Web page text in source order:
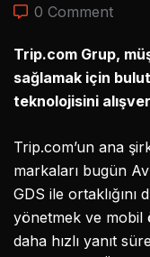
0 Comment
Trip.com Grup,
sağlamak için
teknolojisini
Trip.com’un ana
markaları bugün
GDS ile
yönetmek ve mobil
daha hızlı yanıt